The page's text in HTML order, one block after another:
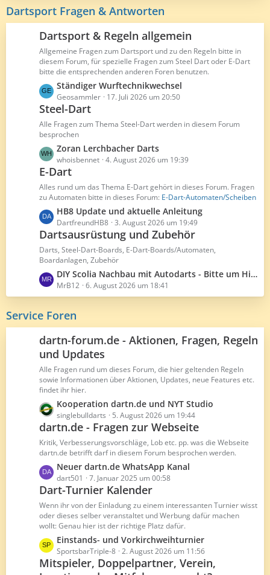
t
ä
g
e
t
e
B
e
i
t
r
ä
g
e
Dartsport Fragen & Antworten
Dartsport & Regeln allgemein
Allgemeine Fragen zum Dartsport und zu den Regeln bitte in
diesem Forum, für spezielle Fragen zum Steel Dart oder E-Dart
bitte die entsprechenden anderen Foren benutzen.
L
e
t
z
t
e
B
e
i
t
ä
g
e
Ständiger Wurftechnikwechsel
Geosammler 17. Juli 2026 um 20:50
Steel-Dart
Alle Fragen zum Thema Steel-Dart werden in diesem Forum
besprochen
L
e
t
z
t
e
B
e
i
t
ä
Zoran Lerchbacher Darts
whoisbennet 4. August 2026 um 19:39
E-Dart
Alles rund um das Thema E-Dart gehört in dieses Forum. Fragen
zu Automaten bitte in dieses Forum: E-Dart-Automaten/Scheiben
L
e
t
z
t
e
B
e
t
ä
g
e
HB8 Update und aktuelle Anleitung
DartfreundHB8 3. August 2026 um 19:49
Dartsausrüstung und Zubehör
Darts, Steel-Dart-Boards, E-Dart-Boards/Automaten,
Boardanlagen, Zubehör
L
e
t
t
e
B
e
i
t
r
ä
g
e
DIY Scolia Nachbau mit Autodarts - Bitte um Hilfe (Anfänger)
MrB12 6. August 2026 um 18:41
Service Foren
dartn-forum.de - Aktionen, Fragen, Regeln
und Updates
Alle Fragen rund um dieses Forum, die hier geltenden Regeln
sowie Informationen über Aktionen, Updates, neue Features etc.
findet ihr hier.
L
e
t
z
t
e
B
e
i
t
r
ä
g
e
Kooperation dartn.de und NYT Studio
singlebulldarts 5. August 2026 um 19:44
dartn.de - Fragen zur Webseite
Kritik, Verbesserungsvorschläge, Lob etc. pp. was die Webseite
dartn.de betrifft darf in diesem Forum besprochen werden.
L
e
t
z
t
e
B
e
i
Neuer dartn.de WhatsApp Kanal
dart501 7. Januar 2025 um 00:58
Dart-Turnier Kalender
Wenn ihr von der Einladung zu einem interessanten Turnier wisst
oder dieses selber veranstaltet und Werbung dafür machen
wollt: Genau hier ist der richtige Platz dafür.
L
e
t
Einstands- und Vorkirchweihturnier
SportsbarTriple-8 2. August 2026 um 11:56
Mitspieler, Doppelpartner, Verein,